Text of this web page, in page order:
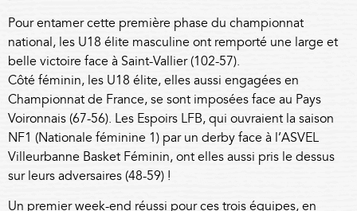
Pour entamer cette première phase du championnat
national, les U18 élite masculine ont remporté une large et
belle victoire face à Saint-Vallier (102-57).
Côté féminin, les U18 élite, elles aussi engagées en
Championnat de France, se sont imposées face au Pays
Voironnais (67-56). Les Espoirs LFB, qui ouvraient la saison
NF1 (Nationale féminine 1) par un derby face à l’ASVEL
Villeurbanne Basket Féminin, ont elles aussi pris le dessus
sur leurs adversaires (48-59) !
Un premier week-end réussi pour ces trois équipes, en